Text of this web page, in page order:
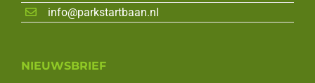
info@parkstartbaan.nl
NIEUWSBRIEF